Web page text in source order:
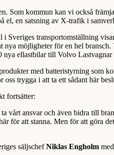
Som kommun kan vi också
el, en satsning av X-trafik i
i Sveriges transportomställning
nya möjligheter för en hel
nya ellastbilar till Volvo
med batteristyrning som
oss trygga i att ta ett sådant här
fortsätter:
vårt ansvar och även bidra till
för att stanna. Men för att göra
säljschefNiklas Engholm